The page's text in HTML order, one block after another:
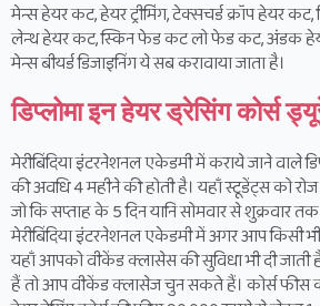
मेन्स हेयर कट, हेयर ट्रीमिंग, टेक्सचर्ड क्रॉप हेयर कट,
लेन्थ हेयर कट, स्किन फेड कट लो फेड कट, अंडक
मेन्स बीयर्ड डिजाइनिंग ये सब करावाया जाता है।
डिप्लोमा इन हेयर ड्रेसिंग कोर्स
मेरीबिंदिया इंटरनेशनल एकेडमी में कराये जाने वाले
की अवधि 4 महीने की होती है। यहाँ स्टूडेंट्स को
जो कि सप्ताह के 5 दिन यानि सोमवार से शुक्रवार
मेरीबिंदिया इंटरनेशनल एकेडमी में अगर आप किसी
यहाँ आपको वीकेंड क्लासेस की सुविधा भी दी
हैं तो आप वीकेंड क्लासेज चुन सकते हैं। कोर्स फीस